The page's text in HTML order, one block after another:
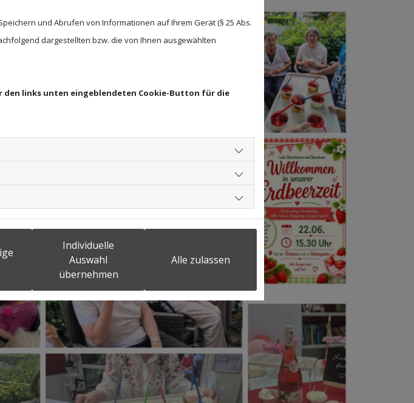
und Abrufen von Informationen auf Ihrem Gerät (§ 25 Abs.
dargestellten bzw. die von Ihnen ausgewählten
links unten eingeblendeten Cookie-Button für die
Individuelle
Auswahl
übernehmen
Alle zulassen